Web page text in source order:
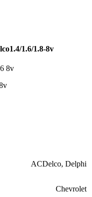
1.6/1.8-8v
8v
ACDelco, Delphi
Chevrolet